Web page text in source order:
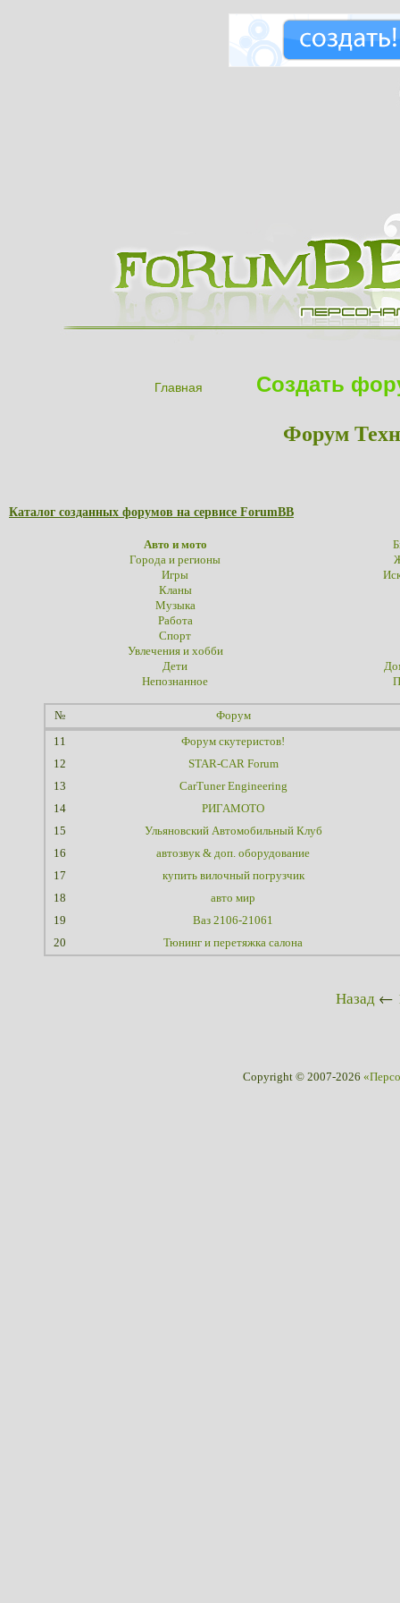
Главная Создать
Форум
Каталог созданных форумов на сервисе ForumBB
Авто и мото
Города и регионы
Игры
Кланы
Музыка
Работа
Спорт
Увлечения и хобби
Дети
Непознанное
№ Форум
11
Форум скутеристов!
12
STAR-CAR Forum
13
CarTuner Engineering
14
РИГАМОТО
15
Ульяновский Автомобильный Клуб
16
автозвук & доп. оборудование
17
купить вилочный погрузчик
18
авто мир
19
Ваз 2106-21061
20
Тюнинг и перетяжка салона
Назад ←
Copyright © 2007-2026